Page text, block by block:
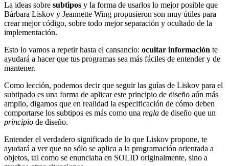
La ideas sobre subtipos y la forma de usarlos lo mejor posible que
Bárbara Liskov y Jeannette Wing propusieron son muy útiles para
crear mejor código, sobre todo mejor separación y ocultado de la
implementación.
Esto lo vamos a repetir hasta el cansancio: ocultar información te
ayudará a hacer que tus programas sea más fáciles de entender y de
mantener.
Como lección, podemos decir que seguir las guías de Liskov para el
subtipado es una forma de aplicar este principio de diseño aún más
amplio, digamos que en realidad la especificación de cómo deben
comportarse los subtipos es más como una regla de diseño que un
principio de diseño.
Entender el verdadero significado de lo que Liskov propone, te
ayudará a ver que no sólo se aplica a la programación orientada a
objetos, tal como se enunciaba en SOLID originalmente, sino a